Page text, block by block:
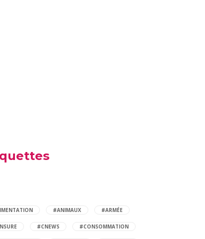
#ANIMAUX #ARMÉE
#CNEWS #CONSOMMATION